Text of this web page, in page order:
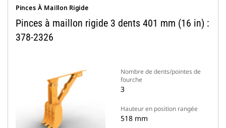
Pinces À Maillon Rigide
Pinces à maillon rigide 3 dents 401 mm (16 in) :
378-2326
Nombre de dents/pointes de
fourche
3
Hauteur en position rangée
518 mm